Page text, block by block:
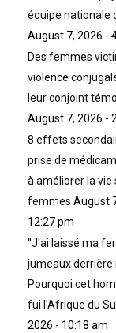
(Quand ils ont
est mondiale &
parlent d’eux,
mais quand
c’est
»
équipe nationale
August 7, 2026 -
Des femmes
violence
leur conjoint
August 7, 2026 -
8 effets
prise de
à améliorer la vie
femmes August
12:27 pm
''J'ai laissé ma
jumeaux derrière
Pourquoi cet
fui l'Afrique du
2026 - 10:18 am